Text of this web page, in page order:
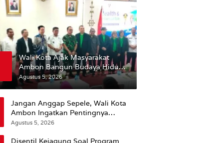
Wali Kota Ajak Masyarakat
Ambon Bangun Budaya Hidup
Sehat
Agustus 5, 2026
Jangan Anggap Sepele, Wali Kota
Ambon Ingatkan Pentingnya
Perencanaan Kesehatan
Agustus 5, 2026
Disentil Kejagung Soal Program